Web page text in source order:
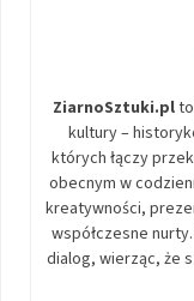
ZiarnoSztuki.pl
kultury –
których łączy
obecnym w
kreatywności,
współczesne
dialog, wierząc, że